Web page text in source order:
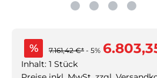
% 7.161,42 €* - 5%
Inhalt: 1 Stück